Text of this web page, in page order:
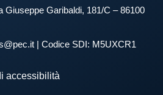
Giuseppe Garibaldi, 181/C – 86100
| Codice SDI: M5UXCR1
accessibilità